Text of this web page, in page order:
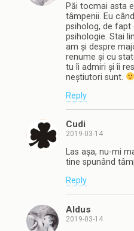
Păi tocmai asta
tâmpenii. Eu
psiholog, de
psihologie. Stai
am și despre
renume și cu
tu îi admiri și îi
neștiutori sunt.
Reply
Cudi
2019-03-14
Las așa, nu-mi
tine spunând
Reply
Aldus
2019-03-14